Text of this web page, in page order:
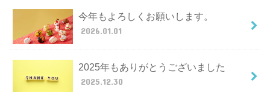
今年もよろしくお願いします。
2026.01.01
2025年もありがとうございました
2025.12.30